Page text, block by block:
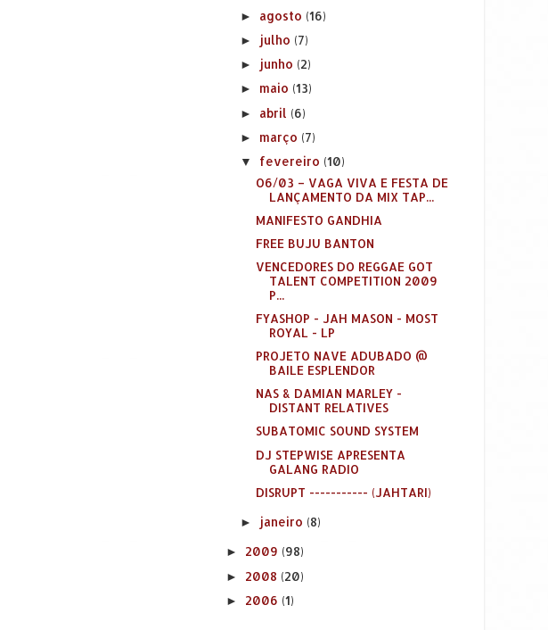
► agosto (16)
► julho (7)
► junho (2)
► maio (13)
► abril (6)
► março (7)
▼ fevereiro (10)
O6/03 – VAGA VIVA E FESTA DE
LANÇAMENTO DA MIX TAP...
MANIFESTO GANDHIA
FREE BUJU BANTON
VENCEDORES DO REGGAE GOT
TALENT COMPETITION 2009
P...
FYASHOP - JAH MASON - MOST
ROYAL - LP
PROJETO NAVE ADUBADO @
BAILE ESPLENDOR
NAS & DAMIAN MARLEY -
DISTANT RELATIVES
SUBATOMIC SOUND SYSTEM
DJ STEPWISE APRESENTA
GALANG RADIO
DISRUPT ----------- (JAHTARI)
► janeiro (8)
► 2009 (98)
► 2008 (20)
► 2006 (1)